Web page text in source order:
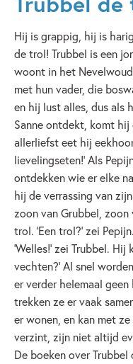
Hij is grappig, hij is
de trol! Trubbel is een
woont in het
met hun vader, die
en hij lust alles, dus als
Sanne ontdekt, komt
allerliefst eet hij
lievelingseten!’ Als
ontdekken wie er elke
hij de verrassing van
zoon van Grubbel, zoon
trol. ‘Een trol?’ zei
‘Welles!’ zei Trubbel.
vechten?’ Al snel
er verder helemaal
trekken ze er vaak
er wonen, en kan met
verzint, zijn niet altijd
De boeken over